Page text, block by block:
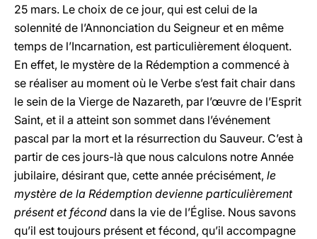
25 mars. Le choix de ce jour, qui est celui de la
solennité de l’Annonciation du Seigneur et en même
temps de l’Incarnation, est particulièrement éloquent.
En effet, le mystère de la Rédemption a commencé à
se réaliser au moment où le Verbe s’est fait chair dans
le sein de la Vierge de Nazareth, par l’œuvre de l’Esprit
Saint, et il a atteint son sommet dans l’événement
pascal par la mort et la résurrection du Sauveur. C’est à
partir de ces jours-là que nous calculons notre Année
jubilaire, désirant que, cette année précisément, le
mystère de la Rédemption devienne particulièrement
présent et fécond dans la vie de l’Église. Nous savons
qu’il est toujours présent et fécond, qu’il accompagne